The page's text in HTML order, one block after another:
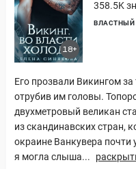
18+
358.5K
ВЛАСТНЫЙ
Его прозвали Викингом
отрубив им головы.
двухметровый великан
из скандинавских стран,
окраине Ванкувера почти
я могла слыша...